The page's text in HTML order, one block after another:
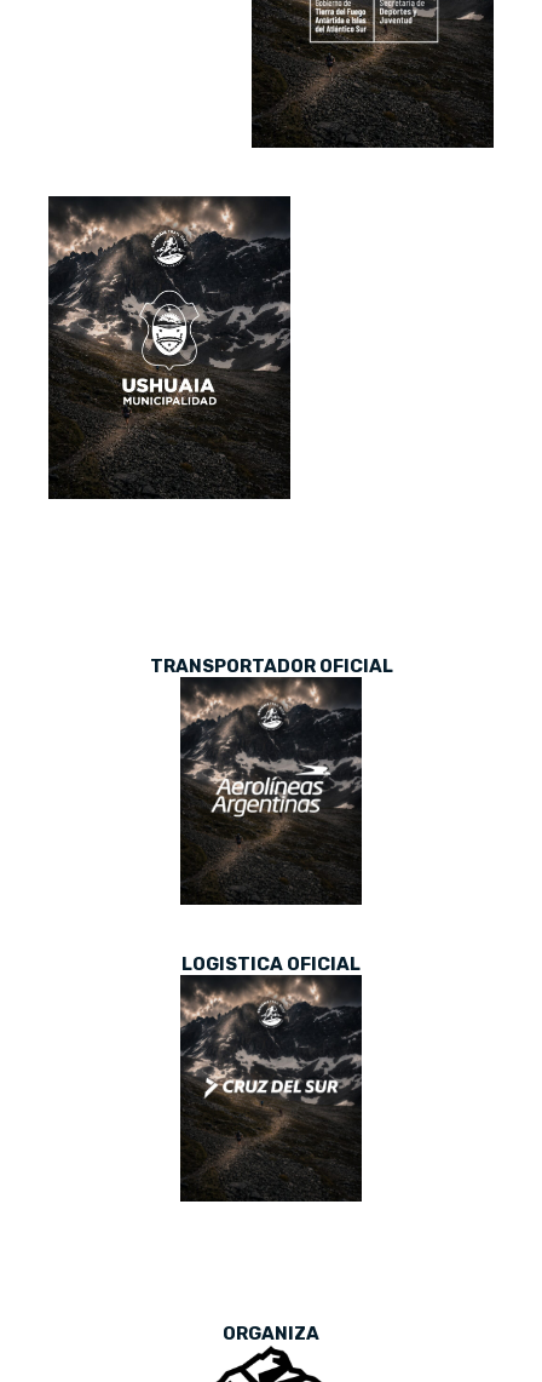
TRANSPORTADOR OFICIAL
LOGISTICA OFICIAL
ORGANIZA